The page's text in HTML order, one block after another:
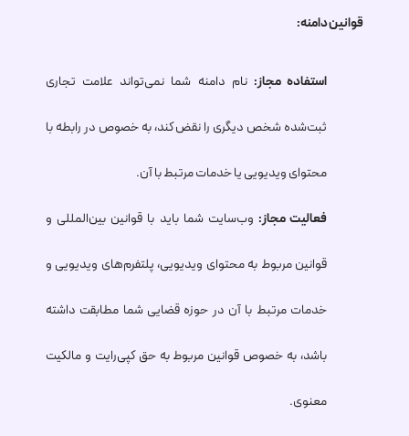
قوانین دامنه:
استفاده مجاز: نام دامنه شما نمی‌تواند علامت تجاری
ثبت‌شده شخص دیگری را نقض کند، به خصوص در رابطه با
محتوای ویدیویی یا خدمات مرتبط با آن.
فعالیت مجاز: وب‌سایت شما باید با قوانین بین‌المللی و
قوانین مربوط به محتوای ویدیویی، پلتفرم‌های ویدیویی و
خدمات مرتبط با آن در حوزه قضایی شما مطابقت داشته
باشد، به خصوص قوانین مربوط به حق کپی‌رایت و مالکیت
معنوی.